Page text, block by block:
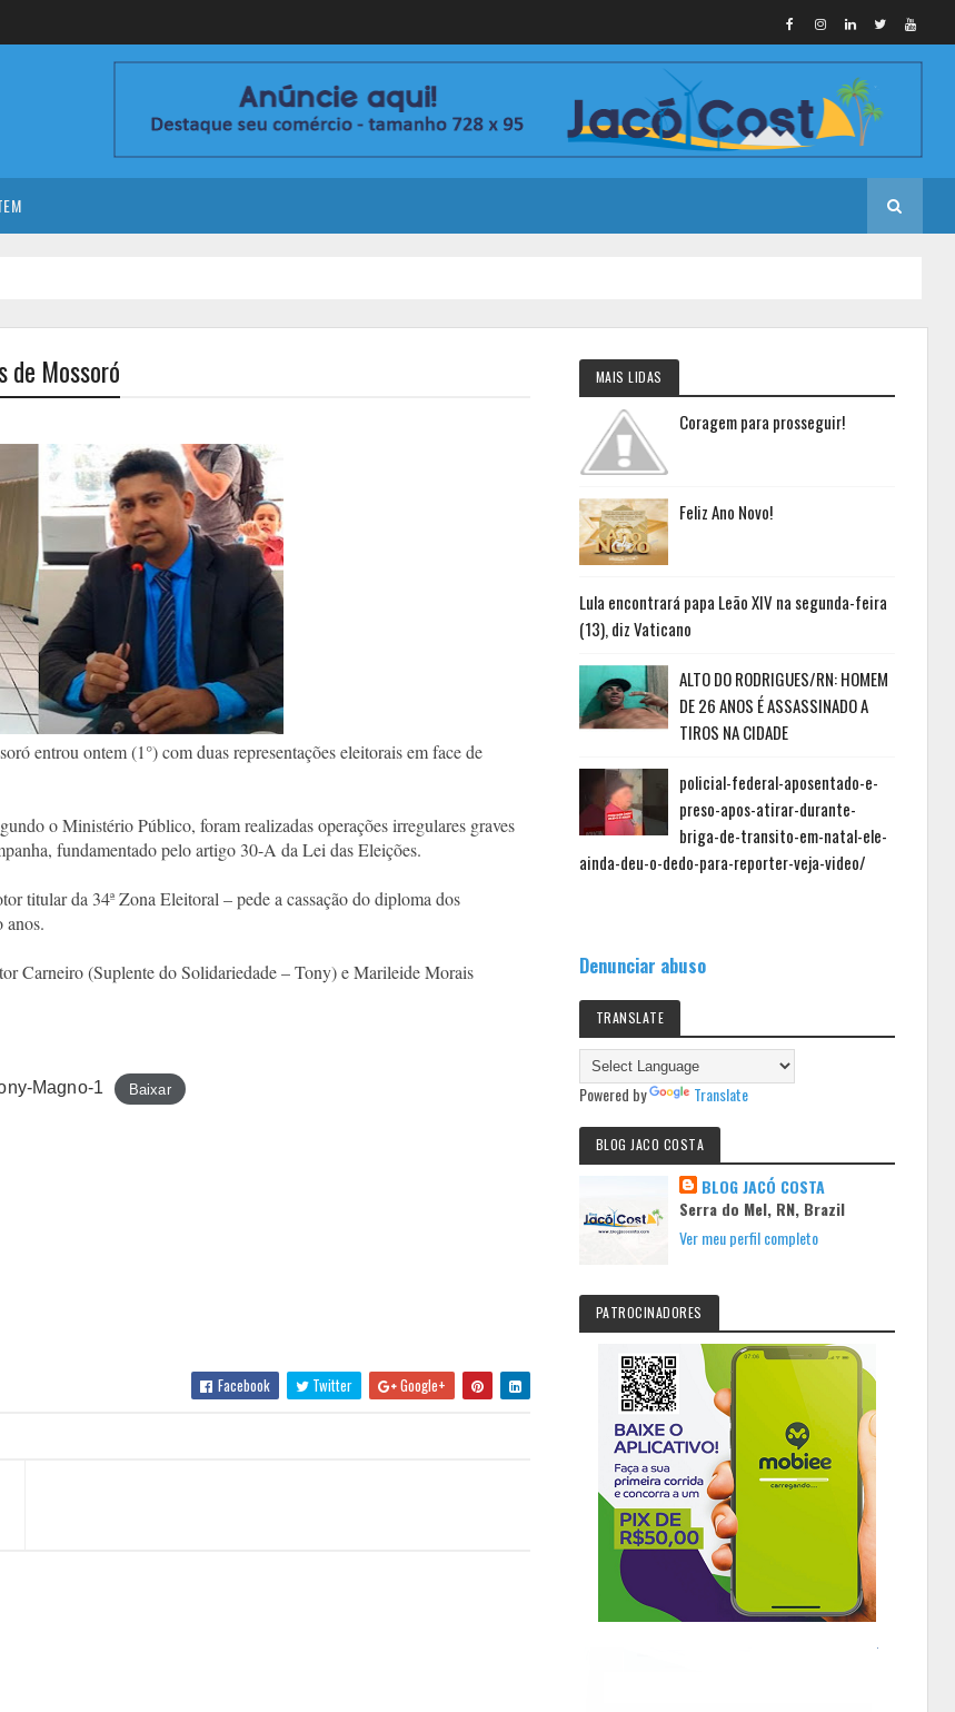
de Mossoró
entrou ontem (1°) com duas representações eleitorais em face de
o Ministério Público, foram realizadas operações irregulares graves
fundamentado pelo artigo 30-A da Lei das Eleições.
titular da 34ª Zona Eleitoral – pede a cassação do diploma dos
anos.
Carneiro (Suplente do Solidariedade – Tony) e Marileide Morais
Magno-1 Baixar
Facebook Twitter Google+
MAIS LIDAS
Coragem para prosseguir!
Feliz Ano Novo!
Lula encontrará papa Leão XIV na segunda-feira
(13), diz Vaticano
ALTO DO RODRIGUES/RN: HOMEM
DE 26 ANOS É ASSASSINADO A
TIROS NA CIDADE
policial-federal-aposentado-e-
preso-apos-atirar-durante-
briga-de-transito-em-natal-ele-
ainda-deu-o-dedo-para-reporter-veja-video/
Denunciar abuso
TRANSLATE
Powered by Translate
BLOG JACO COSTA
BLOG JACÓ COSTA
Serra do Mel, RN, Brazil
Ver meu perfil completo
PATROCINADORES